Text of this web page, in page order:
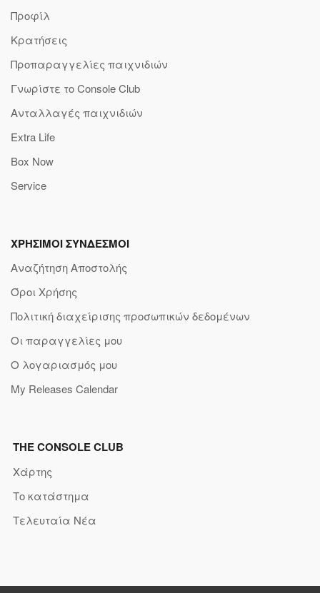
Προφίλ
Κρατήσεις
Προπαραγγελίες παιχνιδιών
Γνωρίστε το Console Club
Ανταλλαγές παιχνιδιών
Extra Life
Box Now
Service
ΧΡΗΣΙΜΟΙ ΣΥΝΔΕΣΜΟΙ
Αναζήτηση Αποστολής
Όροι Χρήσης
Πολιτική διαχείρισης προσωπικών δεδομένων
Οι παραγγελίες μου
Ο λογαριασμός μου
My Releases Calendar
THE CONSOLE CLUB
Χάρτης
Το κατάστημα
Τελευταία Νέα